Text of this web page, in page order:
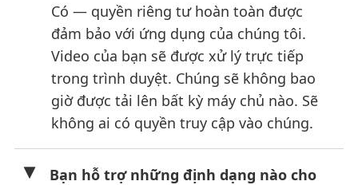
Có — quyền riêng tư hoàn toàn được
đảm bảo với ứng dụng của chúng tôi.
Video của bạn sẽ được xử lý trực tiếp
trong trình duyệt. Chúng sẽ không bao
giờ được tải lên bất kỳ máy chủ nào. Sẽ
không ai có quyền truy cập vào chúng.
Bạn hỗ trợ những định dạng nào cho